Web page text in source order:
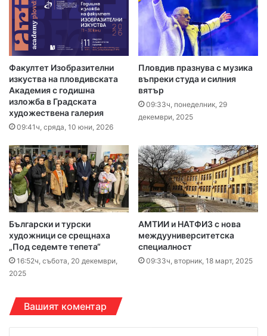
Факултет Изобразителни
изкуства на пловдивската
Академия с годишна
изложба в Градската
художествена галерия
09:41ч, сряда, 10 юни, 2026
Пловдив празнува с музика
въпреки студа и силния
вятър
09:33ч, понеделник, 29
декември, 2025
Български и турски
художници се срещнаха
„Под седемте тепета“
16:52ч, събота, 20 декември,
2025
АМТИИ и НАТФИЗ с нова
междууниверситетска
специалност
09:33ч, вторник, 18 март, 2025
Вашият коментар